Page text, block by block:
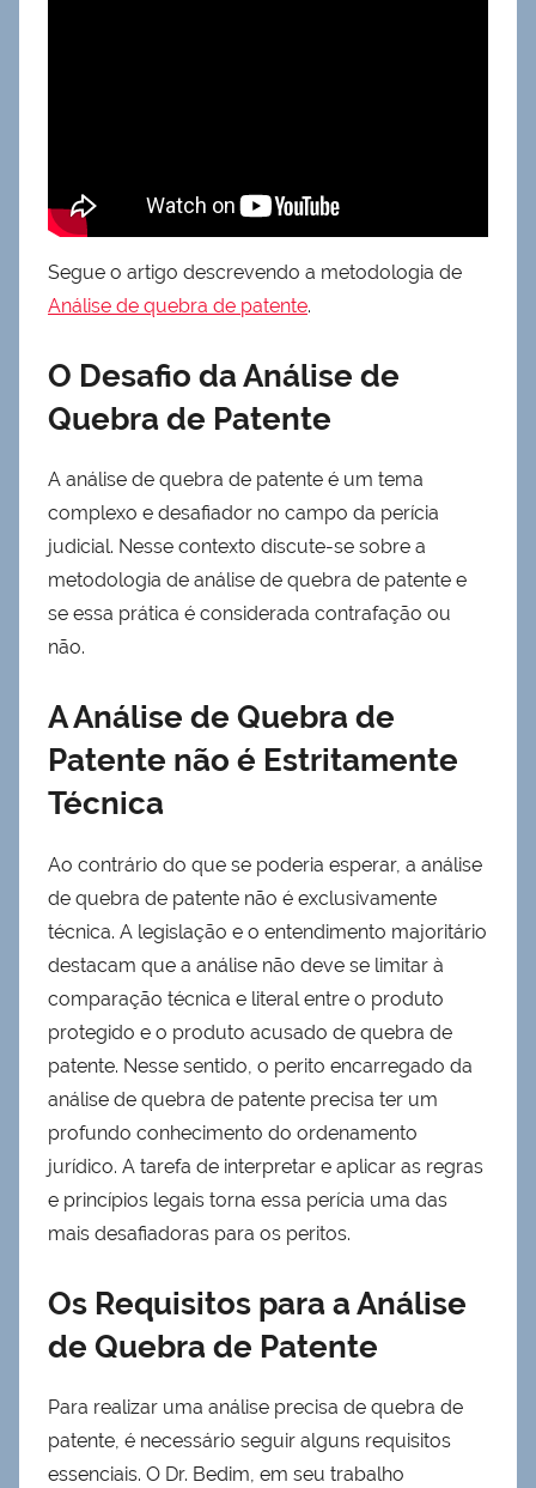
Segue o artigo descrevendo a metodologia de
Análise de quebra de patente.
O Desafio da Análise de
Quebra de Patente
A análise de quebra de patente é um tema
complexo e desafiador no campo da perícia
judicial. Nesse contexto discute-se sobre a
metodologia de análise de quebra de patente e
se essa prática é considerada contrafação ou
não.
A Análise de Quebra de
Patente não é Estritamente
Técnica
Ao contrário do que se poderia esperar, a análise
de quebra de patente não é exclusivamente
técnica. A legislação e o entendimento majoritário
destacam que a análise não deve se limitar à
comparação técnica e literal entre o produto
protegido e o produto acusado de quebra de
patente. Nesse sentido, o perito encarregado da
análise de quebra de patente precisa ter um
profundo conhecimento do ordenamento
jurídico. A tarefa de interpretar e aplicar as regras
e princípios legais torna essa perícia uma das
mais desafiadoras para os peritos.
Os Requisitos para a Análise
de Quebra de Patente
Para realizar uma análise precisa de quebra de
patente, é necessário seguir alguns requisitos
essenciais. O Dr. Bedim, em seu trabalho